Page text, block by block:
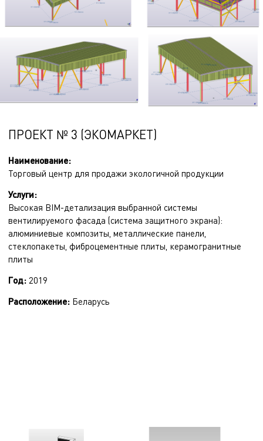
ПРОЕКТ № 3 (ЭКОМАРКЕТ)
Наименование:
Торговый центр для продажи экологичной продукции
Услуги:
Высокая BIM-детализация выбранной системы
вентилируемого фасада (система защитного экрана):
алюминиевые композиты, металлические панели,
стеклопакеты, фиброцементные плиты, керамогранитные
плиты
Год: 2019
Расположение: Беларусь